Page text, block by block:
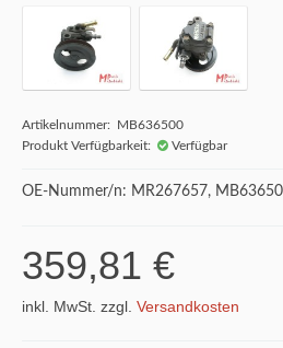
Artikelnummer: MB636500
Produkt Verfügbarkeit:
Verfügbar
OE-Nummer/n: MR267657,
359,81 €
inkl. MwSt. zzgl. Versandkosten